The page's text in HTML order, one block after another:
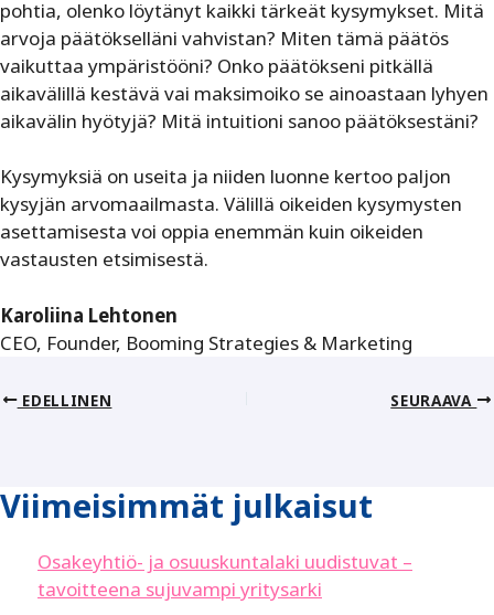
pohtia, olenko löytänyt kaikki tärkeät kysymykset. Mitä
arvoja päätök­selläni vahvistan? Miten tämä päätös
vaikuttaa ympäristööni? Onko päätökseni pitkällä
aikavälillä kestävä vai ­maksimoiko se ainoastaan lyhyen
aikavälin hyötyjä? Mitä intuitioni sanoo päätöksestäni?
Kysymyksiä on useita ja niiden luonne kertoo paljon
kysyjän arvomaailmasta. Välillä oikeiden kysymysten
asetta­misesta voi oppia enemmän kuin oikeiden
vastausten ­etsimisestä.
Karoliina Lehtonen
CEO, Founder, Booming Strategies & Marketing
EDELLINEN SEURAAVA
Viimeisimmät julkaisut
Osakeyhtiö- ja osuuskuntalaki uudistuvat –
tavoitteena sujuvampi yritysarki